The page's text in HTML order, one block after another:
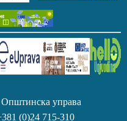
управа
(0)24 715-310